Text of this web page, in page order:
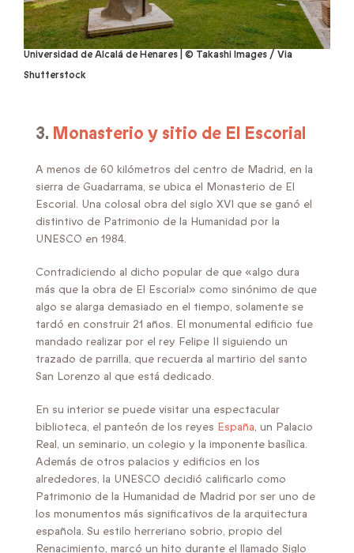
Universidad de Alcalá de Henares | © Takashi Images / Via
Shutterstock
3. Monasterio y sitio de El Escorial
A menos de 60 kilómetros del centro de Madrid, en la
sierra de Guadarrama, se ubica el Monasterio de El
Escorial. Una colosal obra del siglo XVI que se ganó el
distintivo de Patrimonio de la Humanidad por la
UNESCO en 1984.
Contradiciendo al dicho popular de que «algo dura
más que la obra de El Escorial» como sinónimo de que
algo se alarga demasiado en el tiempo, solamente se
tardó en construir 21 años. El monumental edificio fue
mandado realizar por el rey Felipe II siguiendo un
trazado de parrilla, que recuerda al martirio del santo
San Lorenzo al que está dedicado.
En su interior se puede visitar una espectacular
biblioteca, el panteón de los reyes España, un Palacio
Real, un seminario, un colegio y la imponente basílica.
Además de otros palacios y edificios en los
alrededores, la UNESCO decidió calificarlo como
Patrimonio de la Humanidad de Madrid por ser uno de
los monumentos más significativos de la arquitectura
española. Su estilo herreriano sobrio, propio del
Renacimiento, marcó un hito durante el llamado Siglo